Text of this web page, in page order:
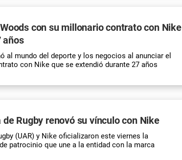
con su millonario contrato con Nike
años
al mundo del deporte y los negocios al anunciar el
con Nike que se extendió durante 27 años
Rugby renovó su vínculo con Nike
(UAR) y Nike oficializaron este viernes la
patrocinio que une a la entidad con la marca